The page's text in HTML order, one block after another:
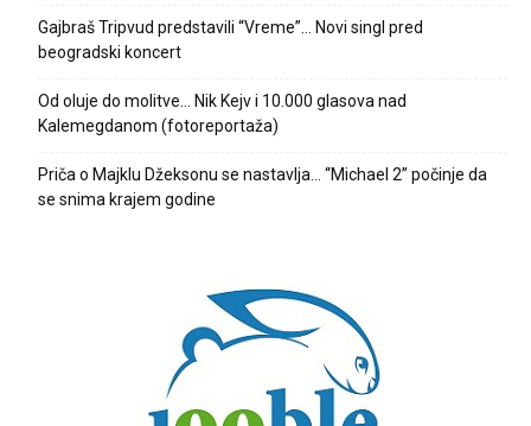
Gajbraš Tripvud predstavili “Vreme”… Novi singl pred
beogradski koncert
Od oluje do molitve… Nik Kejv i 10.000 glasova nad
Kalemegdanom (fotoreportaža)
Priča o Majklu Džeksonu se nastavlja… “Michael 2” počinje da
se snima krajem godine